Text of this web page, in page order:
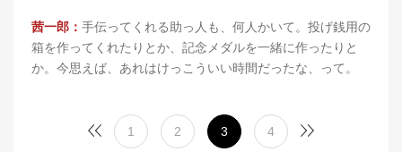
茜一郎： 手伝ってくれる助っ人も、何人かいて。投げ銭用の
箱を作ってくれたりとか、記念メダルを一緒に作ったりと
か。今思えば、あれはけっこういい時間だったな、って。
1 2 3 4